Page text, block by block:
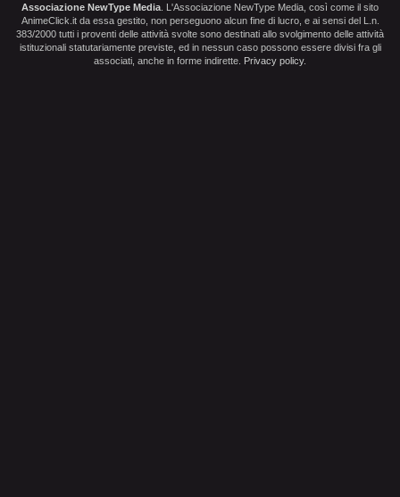
Associazione NewType Media . L'Associazione NewType Media, così come il sito
AnimeClick.it da essa gestito, non perseguono alcun fine di lucro, e ai sensi del L.n.
383/2000 tutti i proventi delle attività svolte sono destinati allo svolgimento delle attività
istituzionali statutariamente previste, ed in nessun caso possono essere divisi fra gli
associati, anche in forme indirette. Privacy policy.